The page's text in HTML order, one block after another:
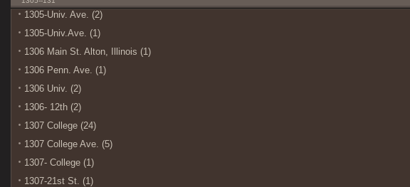
1305-Univ. Ave. (2)
1305-Univ.Ave. (1)
1306 Main St. Alton, Illinois (1)
1306 Penn. Ave. (1)
1306 Univ. (2)
1306- 12th (2)
1307 College (24)
1307 College Ave. (5)
1307- College (1)
1307-21st St. (1)